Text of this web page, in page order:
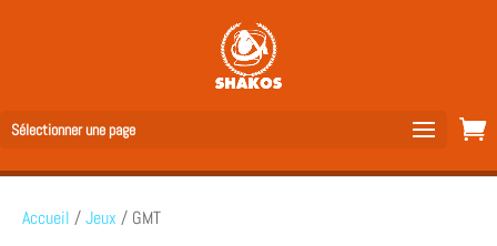
Sélectionner une page
Accueil /Jeux / GMT